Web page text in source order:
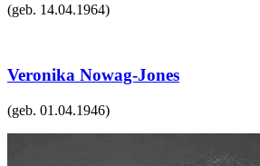
(geb. 14.04.1964)
Veronika Nowag-Jones
(geb. 01.04.1946)